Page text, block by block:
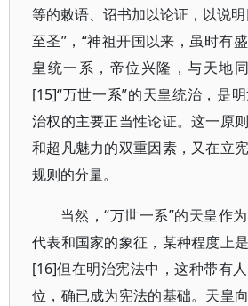
等的敕语、诏书加以论证，以说
至圣”，“神祖开国以来，虽时有
皇统一系，帝位兴隆，与天地同
[15]“万世一系”的天皇统治，是
治权的主要正当性论证。这一原
和超凡魅力的双重因素，又在立
规则的分量。
当然，“万世一系”的天皇作
代表和国家的象征，某种程度上
[16]但在明治宪法中，这种带有
位，确已成为宪法的基础。天皇